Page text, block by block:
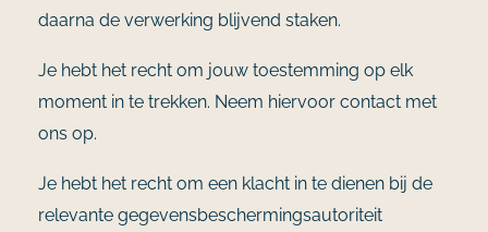
daarna de verwerking blijvend staken.
Je hebt het recht om jouw toestemming op elk
moment in te trekken. Neem hiervoor contact met
ons op.
Je hebt het recht om een klacht in te dienen bij de
relevante gegevensbeschermingsautoriteit